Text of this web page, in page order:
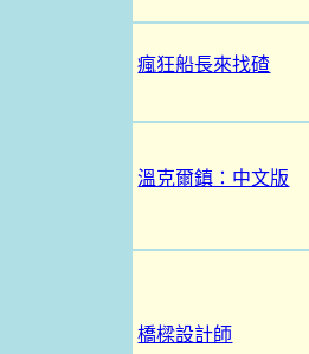
瘋狂船長來找碴
溫克爾鎮：中文版
橋樑設計師